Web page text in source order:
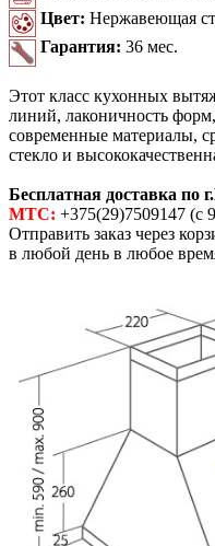
Цвет: Нержавеющая
Гарантия: 36 мес.
Этот класс кухонных
линий, лаконичность
современные материалы,
стекло и
Бесплатная доставка по
МТС: +375(29)7509147 (с
Отправить заказ через
в любой день в любое